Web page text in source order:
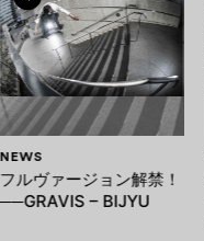
NEWS
フルヴァージョン解禁！
──GRAVIS – BIJYU